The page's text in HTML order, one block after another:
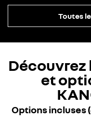
Toutes
et
Options incluses